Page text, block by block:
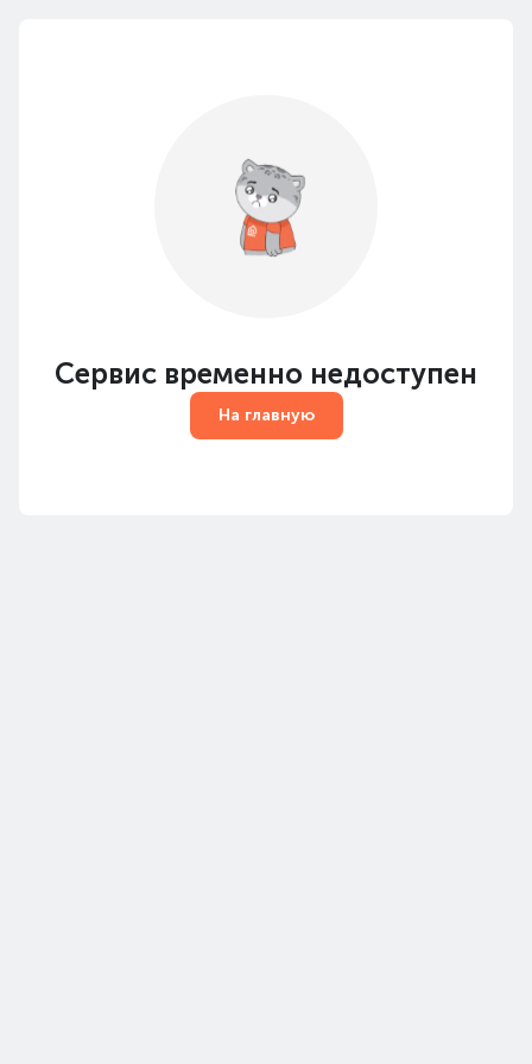
Сервис временно недоступен
На главную